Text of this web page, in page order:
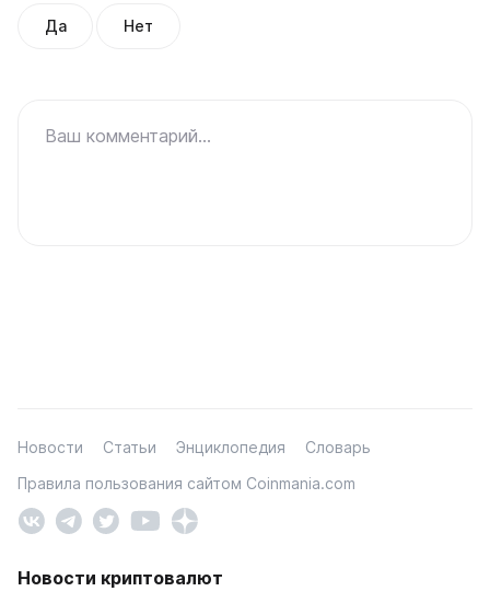
Да Нет
Ваш комментарий...
Новости Статьи Энциклопедия
Словарь
Правила пользования сайтом Coinmania.com
Новости криптовалют